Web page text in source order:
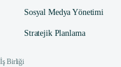
Sosyal Medya Yönetimi
Stratejik Planlama
İş Birliği